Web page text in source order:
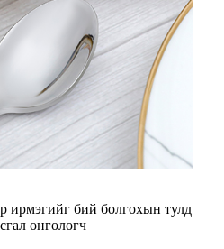
ирмэгийг бий болгохын тулд
өнгөлөгч